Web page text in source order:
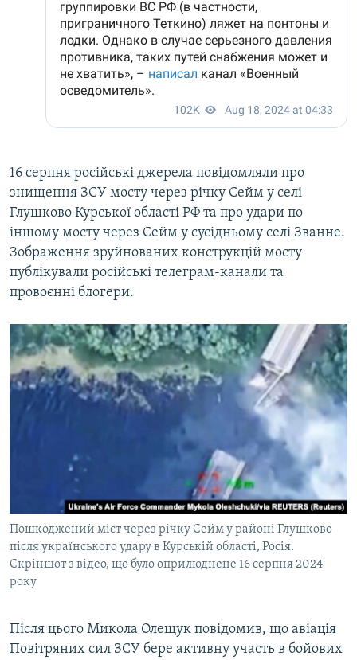
16 серпня російські джерела повідомляли про
знищення ЗСУ мосту через річку Сейм у селі
Глушково Курської області РФ та про удари по
іншому мосту через Сейм у сусідньому селі Званне.
Зображення зруйнованих конструкцій мосту
публікували російські телеграм-канали та
провоєнні блогери.
Пошкоджений міст через річку Сейм у районі Глушково
після українського удару в Курській області, Росія.
Скріншот з відео, що було оприлюднене 16 серпня 2024
року
Після цього Микола Олещук повідомив, що авіація
Повітряних cил ЗСУ бере активну участь в бойових